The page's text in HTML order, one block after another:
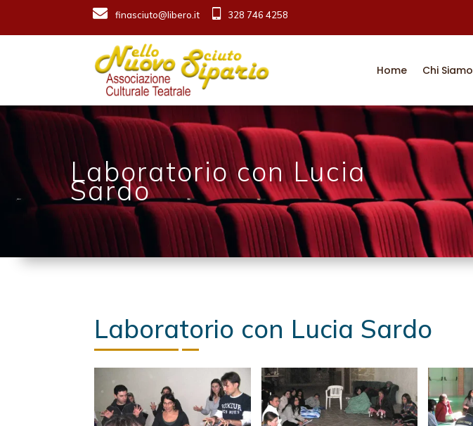
finasciuto@libero.it 328 746 4258
Home Chi Siamo
Laboratorio con Lucia
Sardo
Laboratorio con Lucia Sardo